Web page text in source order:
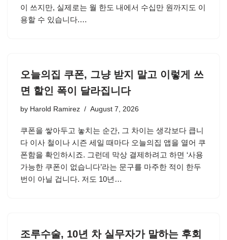
이 쓰지만, 실제로는 월 한도 내에서 수십만 원까지도 이
용할 수 있습니다.…
오늘의집 쿠폰, 그냥 받지 말고 이렇게 쓰
면 할인 폭이 달라집니다
by Harold Ramirez August 7, 2026
쿠폰을 쌓아두고 놓치는 순간, 그 차이는 생각보다 큽니
다 이사 철이나 시즌 세일 때마다 오늘의집 앱을 열어 쿠
폰함을 확인하시죠. 그런데 막상 결제하려고 하면 ‘사용
가능한 쿠폰이 없습니다’라는 문구를 마주한 적이 한두
번이 아닐 겁니다. 저도 10년…
조루수술, 10년 차 실무자가 말하는 후회